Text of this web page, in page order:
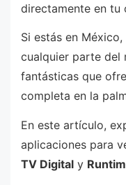
directamente en tu
Si estás en
cualquier parte del
fantásticas que
completa en la
En este artículo,
aplicaciones para
TV Digital y